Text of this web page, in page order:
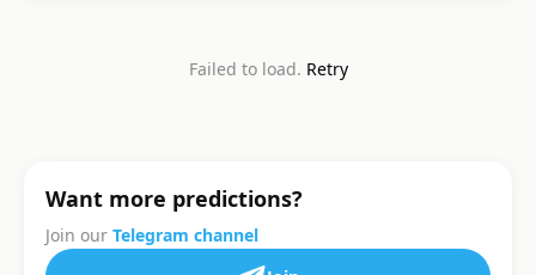
Failed to load. Retry
Want more predictions?
Join our Telegram channel